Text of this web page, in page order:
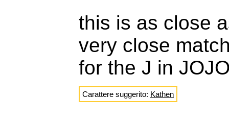
this is as close
very close
for the J in
Carattere suggerito: Kathen